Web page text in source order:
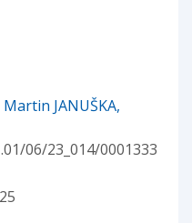
JANUŠKA,
06/23_014/0001333